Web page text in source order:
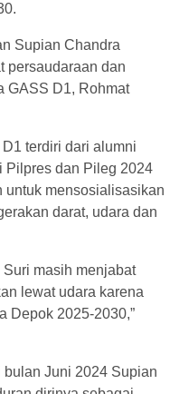
Supian Chandra
persaudaraan dan
GASS D1, Rohmat
terdiri dari alumni
Pilpres dan Pileg 2024
untuk mensosialisasikan
darat, udara dan
masih menjabat
lewat udara karena
Depok 2025-2030,”
bulan Juni 2024 Supian